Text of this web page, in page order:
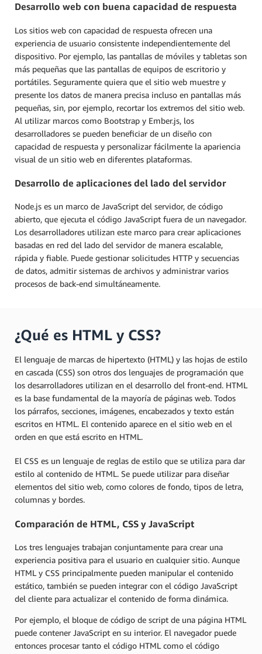
Desarrollo web con buena capacidad de respuesta
Los sitios web con capacidad de respuesta ofrecen una
experiencia de usuario consistente independientemente del
dispositivo. Por ejemplo, las pantallas de móviles y tabletas son
más pequeñas que las pantallas de equipos de escritorio y
portátiles. Seguramente quiera que el sitio web muestre y
presente los datos de manera precisa incluso en pantallas más
pequeñas, sin, por ejemplo, recortar los extremos del sitio web.
Al utilizar marcos como Bootstrap y Ember.js, los
desarrolladores se pueden beneficiar de un diseño con
capacidad de respuesta y personalizar fácilmente la apariencia
visual de un sitio web en diferentes plataformas.
Desarrollo de aplicaciones del lado del servidor
Node.js es un marco de JavaScript del servidor, de código
abierto, que ejecuta el código JavaScript fuera de un navegador.
Los desarrolladores utilizan este marco para crear aplicaciones
basadas en red del lado del servidor de manera escalable,
rápida y fiable. Puede gestionar solicitudes HTTP y secuencias
de datos, admitir sistemas de archivos y administrar varios
procesos de back-end simultáneamente.
¿Qué es HTML y CSS?
El lenguaje de marcas de hipertexto (HTML) y las hojas de estilo
en cascada (CSS) son otros dos lenguajes de programación que
los desarrolladores utilizan en el desarrollo del front-end. HTML
es la base fundamental de la mayoría de páginas web. Todos
los párrafos, secciones, imágenes, encabezados y texto están
escritos en HTML. El contenido aparece en el sitio web en el
orden en que está escrito en HTML.
El CSS es un lenguaje de reglas de estilo que se utiliza para dar
estilo al contenido de HTML. Se puede utilizar para diseñar
elementos del sitio web, como colores de fondo, tipos de letra,
columnas y bordes.
Comparación de HTML, CSS y JavaScript
Los tres lenguajes trabajan conjuntamente para crear una
experiencia positiva para el usuario en cualquier sitio. Aunque
HTML y CSS principalmente pueden manipular el contenido
estático, también se pueden integrar con el código JavaScript
del cliente para actualizar el contenido de forma dinámica.
Por ejemplo, el bloque de código de script de una página HTML
puede contener JavaScript en su interior. El navegador puede
entonces procesar tanto el código HTML como el código